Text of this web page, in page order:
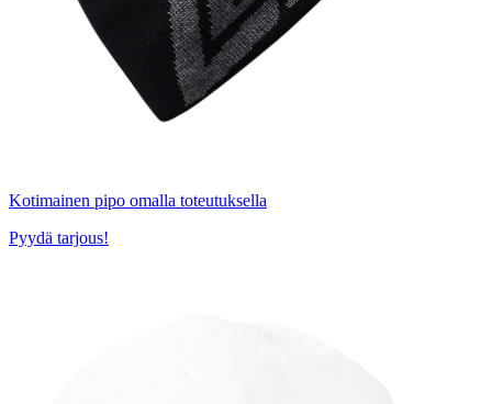
Kotimainen pipo omalla toteutuksella
Pyydä tarjous!